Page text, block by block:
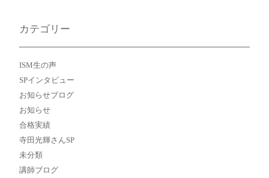
カテゴリー
ISM生の声
SPインタビュー
お知らせブログ
お知らせ
合格実績
寺田光輝さんSP
未分類
講師ブログ